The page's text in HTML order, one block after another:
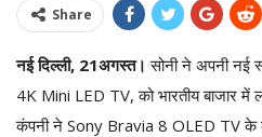
Share
नई दिल्ली, 21अगस्त।सोनी ने अपनी नई
4K Mini LED TV, को भारतीय बाजार में
कंपनी ने Sony Bravia 8 OLED TV के